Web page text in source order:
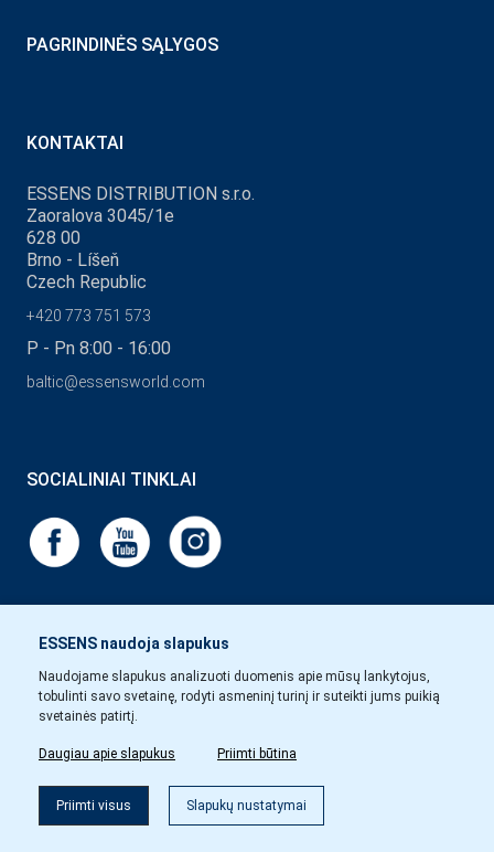
ESSENS naudoja slapukus
Naudojame slapukus analizuoti duomenis apie mūsų lankytojus,
tobulinti savo svetainę, rodyti asmeninį turinį ir suteikti jums puikią
svetainės patirtį.
Daugiau apie slapukus Priimti būtina
Priimti visus Slapukų nustatymai
PAGRINDINĖS SĄLYGOS
KONTAKTAI
ESSENS DISTRIBUTION s.r.o.
Zaoralova 3045/1e
628 00
Brno - Líšeň
Czech Republic
+420 773 751 573
P - Pn 8:00 - 16:00
baltic@essensworld.com
SOCIALINIAI TINKLAI